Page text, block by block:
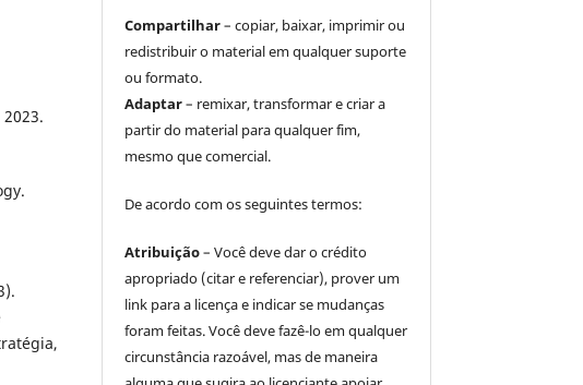
2023.
Compartilhar– copiar, baixar, imprimir ou
redistribuir o material em qualquer suporte
ou formato.
Adaptar– remixar, transformar e criar a
partir do material para qualquer fim,
mesmo que comercial.
De acordo com os seguintes termos:
Atribuição– Você deve dar o crédito
apropriado (citar e referenciar), prover um
link para a licença e indicar se mudanças
foram feitas. Você deve fazê-lo em qualquer
circunstância razoável, mas de maneira